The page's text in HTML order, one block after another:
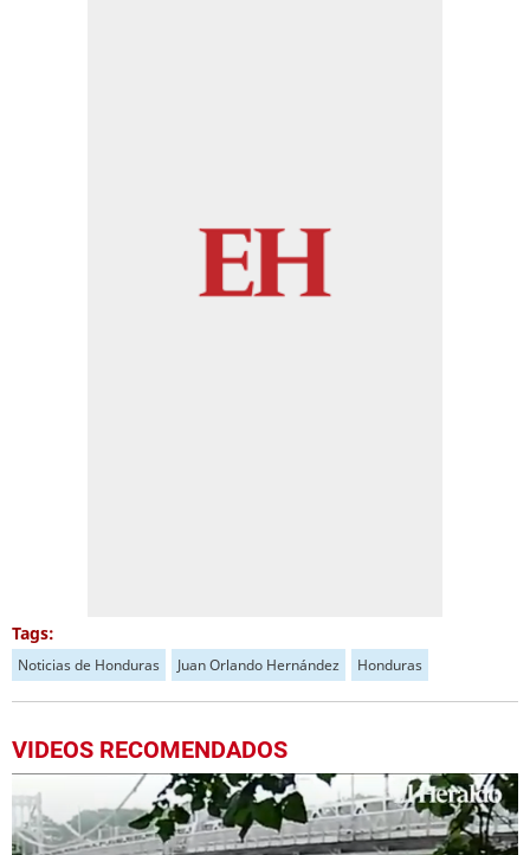
Tags:
Noticias de Honduras Juan Orlando Hernández Honduras
VIDEOS RECOMENDADOS